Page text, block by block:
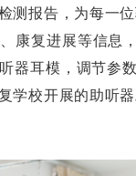
测报告，为每一
康复进展等信息
器耳模，调节参
学校开展的助听